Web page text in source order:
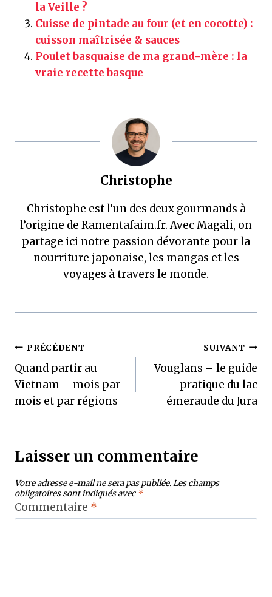
la Veille ?
Cuisse de pintade au four (et en cocotte) :
cuisson maîtrisée & sauces
Poulet basquaise de ma grand-mère : la
vraie recette basque
Christophe
Christophe est l’un des deux gourmands à
l’origine de Ramentafaim.fr. Avec Magali, on
partage ici notre passion dévorante pour la
nourriture japonaise, les mangas et les
voyages à travers le monde.
Navigation
de
l’article
PRÉCÉDENT
Quand partir au
Vietnam – mois par
mois et par régions
SUIVANT
Vouglans – le guide
pratique du lac
émeraude du Jura
Laisser un commentaire
Votre adresse e-mail ne sera pas publiée.Les champs
obligatoires sont indiqués avec *
Commentaire *